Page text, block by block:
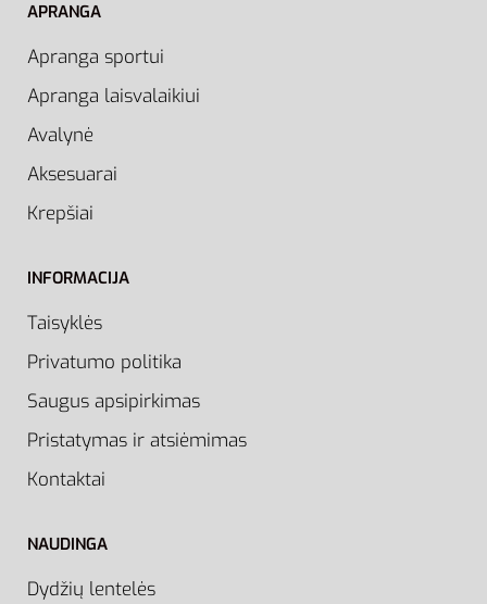
APRANGA
Apranga sportui
Apranga laisvalaikiui
Avalynė
Aksesuarai
Krepšiai
INFORMACIJA
Taisyklės
Privatumo politika
Saugus apsipirkimas
Pristatymas ir atsiėmimas
Kontaktai
NAUDINGA
Dydžių lentelės